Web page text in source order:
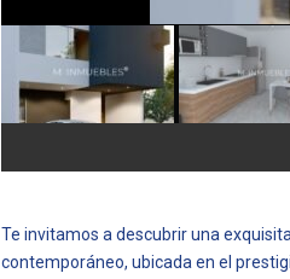
Te invitamos a descubrir una
contemporáneo, ubicada en el